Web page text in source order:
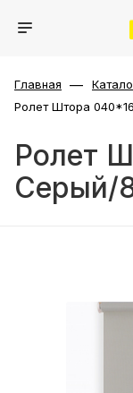
Главная —
Ролет Штора
Ролет
Серый/